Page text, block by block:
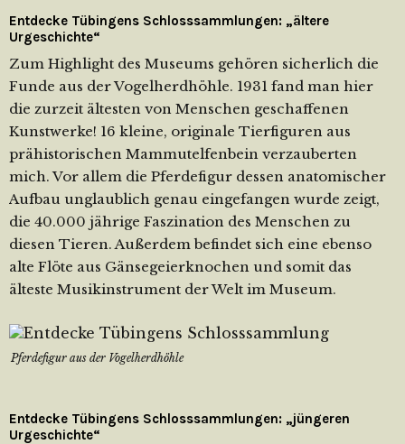
Entdecke Tübingens Schlosssammlungen: „ältere
Urgeschichte“
Zum Highlight des Museums gehören sicherlich die
Funde aus der Vogelherdhöhle. 1931 fand man hier
die zurzeit ältesten von Menschen geschaffenen
Kunstwerke! 16 kleine, originale Tierfiguren aus
prähistorischen Mammutelfenbein verzauberten
mich. Vor allem die Pferdefigur dessen anatomischer
Aufbau unglaublich genau eingefangen wurde zeigt,
die 40.000 jährige Faszination des Menschen zu
diesen Tieren. Außerdem befindet sich eine ebenso
alte Flöte aus Gänsegeierknochen und somit das
älteste Musikinstrument der Welt im Museum.
Pferdefigur aus der Vogelherdhöhle
Entdecke Tübingens Schlosssammlungen: „jüngeren
Urgeschichte“